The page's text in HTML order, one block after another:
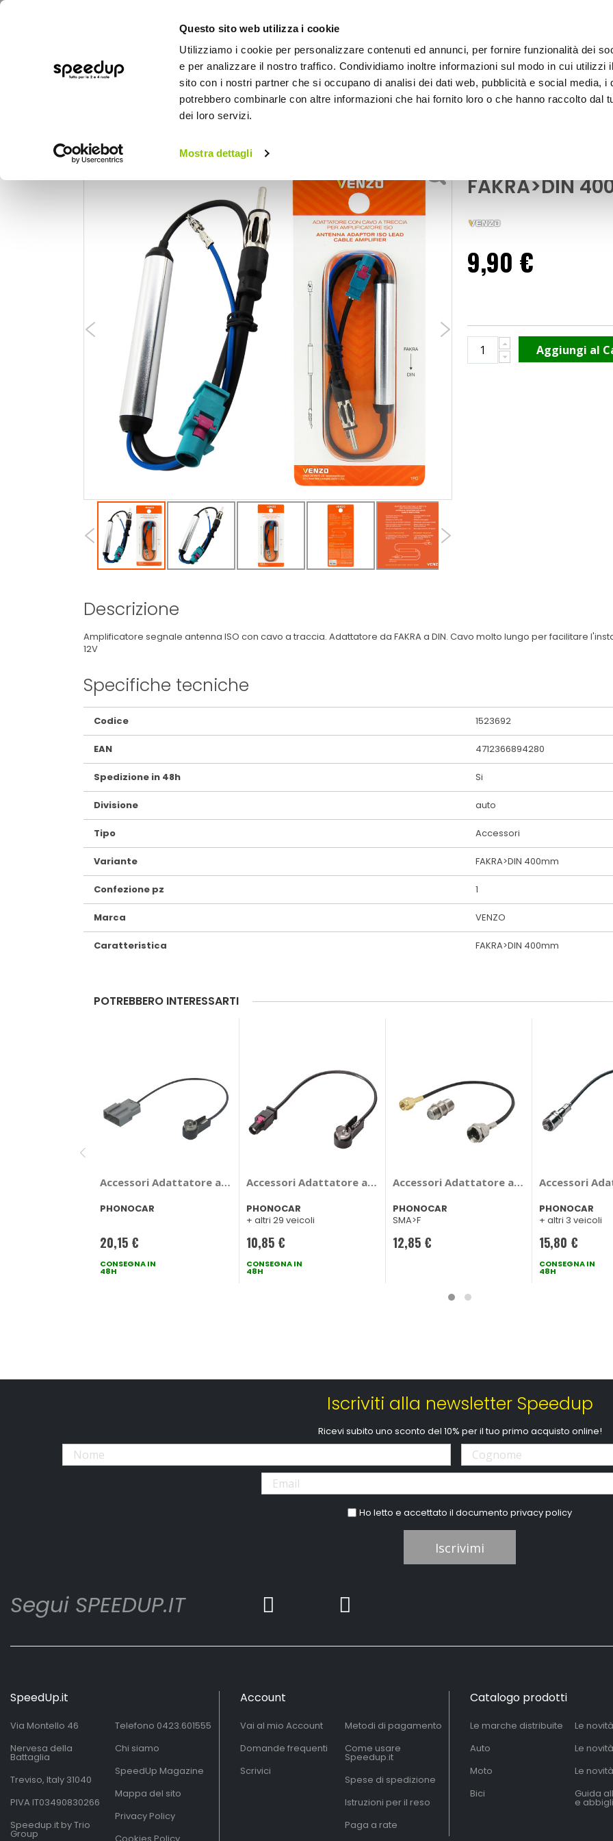
Questo sito web utilizza i cookie
Utilizziamo i cookie per personalizzare contenuti ed annunci, per fornire funzionalità dei
e per analizzare il nostro traffico. Condividiamo inoltre informazioni sul modo in cui utilizzi
sito con i nostri partner che si occupano di analisi dei dati web, pubblicità e social media, i
potrebbero combinarle con altre informazioni che hai fornito loro o che hanno raccolto dal
dei loro servizi.
Mostra dettagli
BICI OUTDOOR
Home
FAKRA>DIN
9,90 €
Aggiungi al
Descrizione
Amplificatore segnale antenna ISO con cavo a traccia. Adattatore da FAKRA a DIN. Cavo molto lungo per facilitare
12V
Specifiche tecniche
Maggiori
Informazioni
Codice 1523692
EAN 4712366894280
Spedizione in 48h Si
Divisione auto
Tipo Accessori
Variante FAKRA>DIN 400mm
Confezione pz 1
Marca VENZO
Caratteristica FAKRA>DIN 400mm
POTREBBERO INTERESSARTI
Accessori Adattatore antenna Nissan None 2007> - PHONOCAR Nissan 2007 >
PHONOCAR
20,15 €
CONSEGNA IN
48H
Accessori Adattatore antenna - PHONOCAR Bmw Serie 1, Serie 3, Serie
PHONOCAR
+ altri 29 veicoli
10,85 €
CONSEGNA IN
48H
Accessori Adattatore antenna -
PHONOCAR
SMA>F
12,85 €
Accessori
PHONOCAR
+ altri 3 veicoli
15,80 €
CONSEGNA IN
48H
Iscriviti alla newsletter Speedup
Ricevi subito uno sconto del 10% per il tuo primo acquisto online!
Ho letto e accettato il documentoprivacy policy
Iscrivimi
Segui SPEEDUP.IT
SpeedUp.it
Via Montello 46
Nervesa della
Battaglia
Treviso, Italy 31040
PIVA IT03490830266
Speedup.it by Trio
Group
Telefono 0423.601555
Chi siamo
SpeedUp Magazine
Mappa del sito
Privacy Policy
Account
Vai al mio Account
Domande frequenti
Scrivici
Metodi di pagamento
Come usare
Speedup.it
Spese di spedizione
Istruzioni per il reso
Paga a rate
Catalogo prodotti
Le marche distribuite
Auto
Moto
Bici
Le
Le
Le
Guida
e